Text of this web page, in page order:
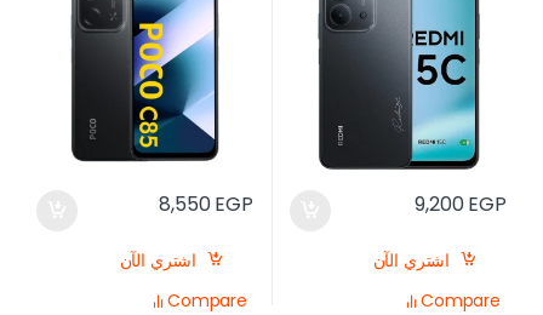
9,200EGP
اشتري الآن
Compare
8,550EGP
اشتري الآن
Compare